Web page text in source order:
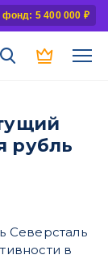
фонд: 5 400 000 ₽
рубль
Северсталь
в